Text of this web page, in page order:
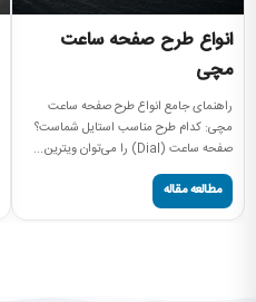
انواع طرح صفحه ساعت
مچی
راهنمای جامع انواع طرح صفحه ساعت
مچی: کدام طرح مناسب استایل شماست؟
صفحه ساعت (Dial) را می‌توان ویترین...
مطالعه مقاله